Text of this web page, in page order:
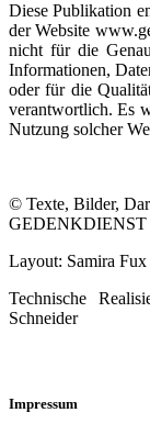
Diese Publikation
der Website
nicht für die
Informationen,
oder für die
verantwortlich. Es
Nutzung solcher
© Texte, Bilder,
GEDENKDIENST
Layout: Samira Fux
Technische
Schneider
Impressum